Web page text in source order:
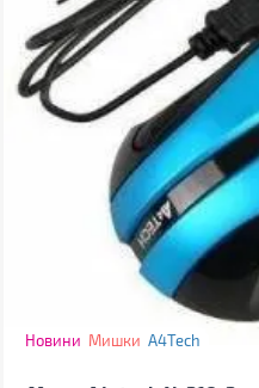
Новини Мишки A4Tech